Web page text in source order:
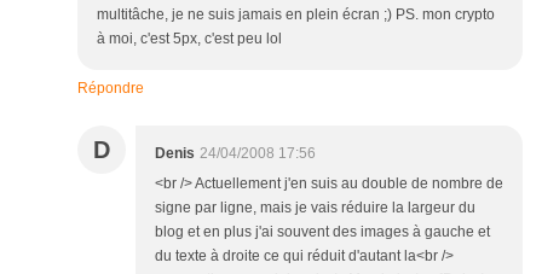
multitâche, je ne suis jamais en plein écran ;) PS. mon crypto
à moi, c'est 5px, c'est peu lol
Répondre
D Denis 24/04/2008 17:56
<br /> Actuellement j'en suis au double de nombre de
signe par ligne, mais je vais réduire la largeur du
blog et en plus j'ai souvent des images à gauche et
du texte à droite ce qui réduit d'autant la<br />